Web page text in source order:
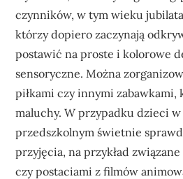
czynników, w tym wieku
którzy dopiero zaczynają
postawić na proste i kolorowe
sensoryczne. Można
piłkami czy innymi zabawkami,
maluchy. W przypadku dzieci
przedszkolnym świetnie
przyjęcia, na przykład
czy postaciami z filmów